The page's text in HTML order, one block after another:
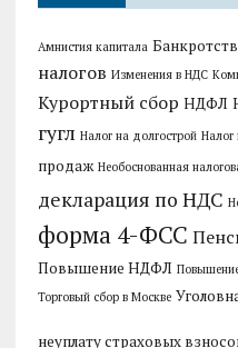
Амнистия капитала
налогов Изменения в НДС
Курортный сбор НДФЛ
гугл Налог на долгострой Налог
продаж Необоснованная
декларация по НДС
форма 4-ФСС
Повышение НДФЛ
Торговый сбор в Москве
неуплату страховых